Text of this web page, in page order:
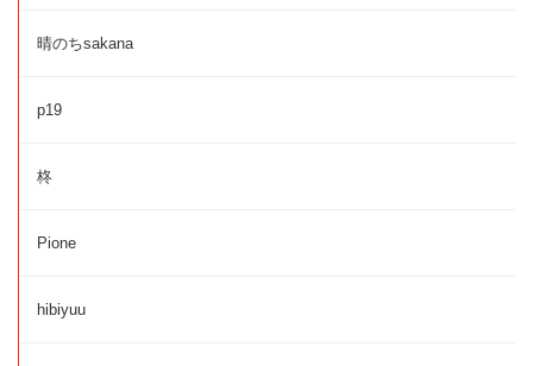
晴のちsakana
p19
柊
Pione
hibiyuu